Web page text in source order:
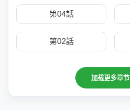
第04話
第02話
加载更多章节